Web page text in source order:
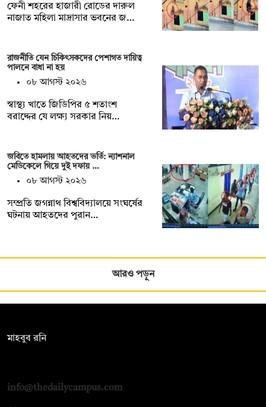
ফেনী শহরের হাজারী রোডের দারুল
নাজাত মহিলা মাদ্রাসার ভবনের জ…
রাজনীতি যেন চিকিৎসকদের পেশাগত দায়িত্ব
পালনে বাধা না হয়
০৮ আগস্ট ২০২৬
স্বাস্থ্য খাতে জিডিপির ৫ শতাংশ
বরাদ্দের যে লক্ষ্য সরকার নিয়…
জবিতে হামলায় আহতদের ভর্তি: ন্যাশনাল
মেডিকেলে গিয়ে দুই দফায় …
০৮ আগস্ট ২০২৬
সম্প্রতি জগন্নাথ বিশ্ববিদ্যালয়ে সংঘর্ষের
ঘটনায় আহতদের পুরান…
আরও পড়ুন
মাহবুব রনি
info@thedailycampus.com